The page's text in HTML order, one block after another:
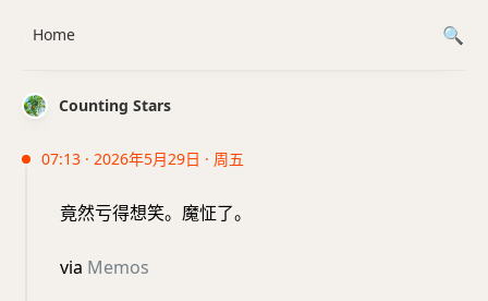
Counting Stars
07:13 · 2026年5月29日 · 周五
竟然亏得想笑。魔怔了。
via Memos
Home